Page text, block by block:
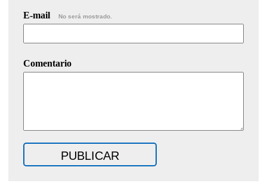
E-mail No será mostrado.
Comentario